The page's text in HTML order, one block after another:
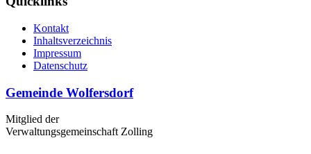
Kontakt
Inhaltsverzeichnis
Impressum
Datenschutz
Gemeinde Wolfersdorf
Mitglied der
Verwaltungsgemeinschaft Zolling